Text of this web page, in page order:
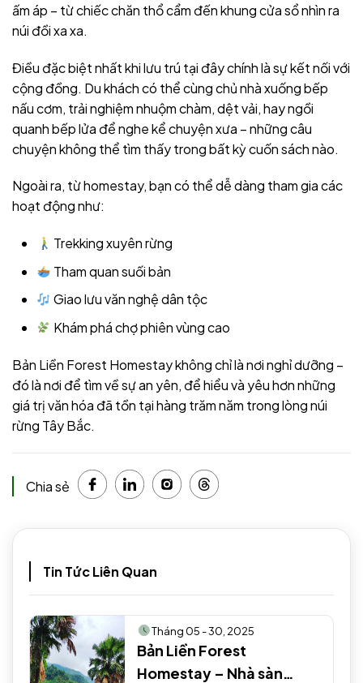
ấm áp – từ chiếc chăn thổ cẩm đến khung cửa sổ nhìn ra
núi đồi xa xa.
Điều đặc biệt nhất khi lưu trú tại đây chính là sự kết nối với
cộng đồng. Du khách có thể cùng chủ nhà xuống bếp
nấu cơm, trải nghiệm nhuộm chàm, dệt vải, hay ngồi
quanh bếp lửa để nghe kể chuyện xưa – những câu
chuyện không thể tìm thấy trong bất kỳ cuốn sách nào.
Ngoài ra, từ homestay, bạn có thể dễ dàng tham gia các
hoạt động như:
Trekking xuyên rừng
Tham quan suối bản
Giao lưu văn nghệ dân tộc
Khám phá chợ phiên vùng cao
Bản Liền Forest Homestay không chỉ là nơi nghỉ dưỡng –
đó là nơi để tìm về sự an yên, để hiểu và yêu hơn những
giá trị văn hóa đã tồn tại hàng trăm năm trong lòng núi
rừng Tây Bắc.
Chia sẻ
Tin Tức Liên Quan
Tháng 05 - 30, 2025
Bản Liền Forest
Homestay – Nhà sàn